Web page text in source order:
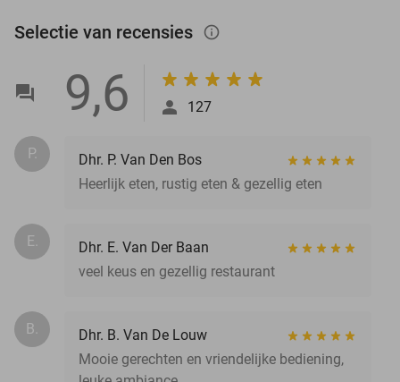
Selectie van recensies info_outlined
9,6 127
P.
Dhr. P. Van Den Bos
Heerlijk eten, rustig eten & gezellig eten
E.
Dhr. E. Van Der Baan
veel keus en gezellig restaurant
B.
Dhr. B. Van De Louw
Mooie gerechten en vriendelijke bediening,